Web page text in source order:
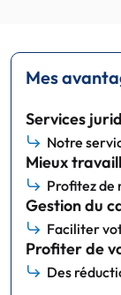
Mes
Services
Notre
Mieux
Profitez de
Gestion du
Faciliter
Profiter de
Des